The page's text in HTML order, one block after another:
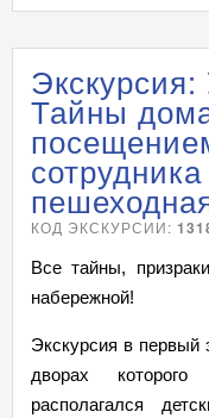
Тайны
КОД ЭКСКУРСИИ:
Все тайны,
набережной!
Экскурсия в первый
дворах
располагался